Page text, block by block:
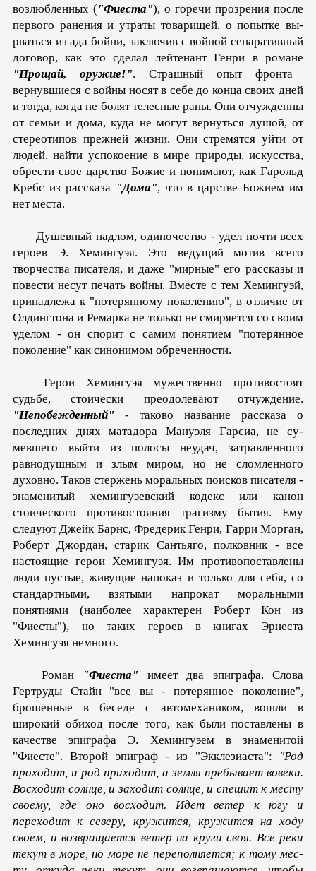
возлюбленных ( "Фиеста"), о горечи прозрения после
первого ранения и утраты товарищей, о попытке вы­
рваться из ада бойни, заключив с войной сепаративный
дого­вор, как это сделал лейтенант Генри в романе
"Прощай, ору­жие!". Страшный опыт фронта
вернувшиеся с войны носят в себе до конца своих дней
и тогда, когда не болят телесные раны. Они отчужденны
от семьи и дома, куда не могут вер­нуться душой, от
стереотипов прежней жизни. Они стремятся уйти от
людей, найти успокоение в мире природы, искусства,
обрести свое царство Божие и понимают, как Гарольд
Кребс из рассказа "Дома", что в царстве Божием им
нет места.
Душевный надлом, одиночество - удел почти всех
героев Э. Хемингуэя. Это ведущий мотив всего
творчества писателя, и даже "мирные" его рассказы и
повести несут печать войны. Вместе с тем Хемингуэй,
принадлежа к "потерянному поко­лению", в отличие от
Олдингтона и Ремарка не только не смиряется со своим
уделом - он спорит с самим понятием "потерянное
поколение" как синонимом обреченности.
Герои Хемингуэя мужественно противостоят
судьбе, стоически пре­одолевают отчуждение.
"Непобежденный" - таково название рассказа о
последних днях матадора Мануэля Гарсиа, не су­
мевшего выйти из полосы неудач, затравленного
равнодушным и злым миром, но не сломленного
духовно. Таков стержень мо­ральных поисков писателя -
знаменитый хемингуэевский ко­декс или канон
стоического противостояния трагизму бытия. Ему
следуют Джейк Барнс, Фредерик Генри, Гарри Морган,
Роберт Джордан, старик Сантьяго, полковник - все
настоя­щие герои Хемингуэя. Им противопоставлены
люди пустые, живущие напоказ и только для себя, со
стандартными, взяты­ми напрокат моральными
понятиями (наиболее характерен Роберт Кон из
"Фиесты"), но таких героев в книгах Эрнеста
Хемингуэя немного.
Роман "Фиеста" имеет два эпиграфа. Слова
Гертруды Стайн "все вы - потерянное поколение",
брошенные в беседе с ав­томехаником, вошли в
широкий обиход после того, как были поставлены в
качестве эпиграфа Э. Хемингуэем в знаменитой
"Фиесте". Второй эпиграф - из "Экклезиаста":
"Род
прохо­дит, и род приходит, а земля пребывает вовеки.
Восходит солнце, и заходит солнце, и спешит к месту
своему, где оно восходит. Идет ветер к югу и
переходит к северу, кружится, кружится на ходу
своем, и возвращается ветер на круги своя. Все реки
текут в море, но море не переполняется; к тому мес­